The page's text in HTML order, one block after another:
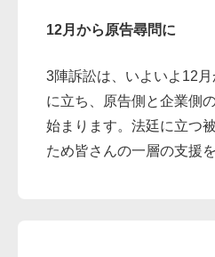
12月から原告尋問に
3陣訴訟は、いよいよ12
に立ち、原告側と企業側
始まります。法廷に立つ
ため皆さんの一層の支援